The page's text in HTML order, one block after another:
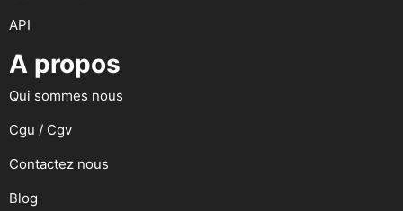
API
A propos
Qui sommes nous
Cgu / Cgv
Contactez nous
Blog